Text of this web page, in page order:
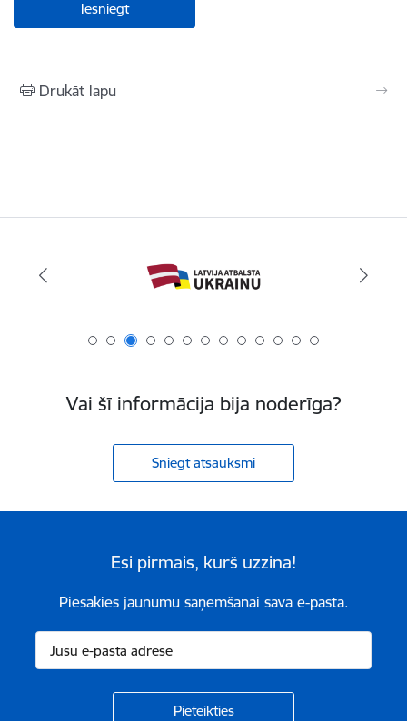
Drukāt lapu
Vai šī informācija bija noderīga?
Sniegt atsauksmi
Esi pirmais, kurš uzzina!
Piesakies jaunumu saņemšanai savā e-pastā.